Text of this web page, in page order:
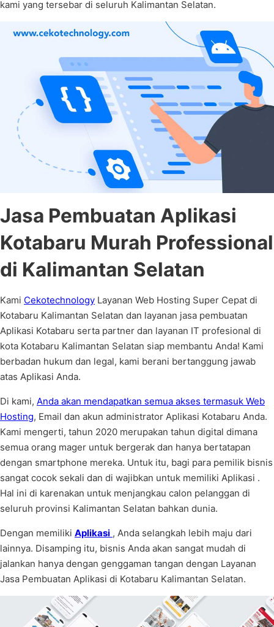
kami yang tersebar di seluruh Kalimantan Selatan.
Jasa Pembuatan Aplikasi
Kotabaru Murah Professional
di Kalimantan Selatan
Kami Cekotechnology Layanan Web Hosting Super Cepat di
Kotabaru Kalimantan Selatan dan layanan jasa pembuatan
Aplikasi Kotabaru serta partner dan layanan IT profesional di
kota Kotabaru Kalimantan Selatan siap membantu Anda! Kami
berbadan hukum dan legal, kami berani bertanggung jawab
atas Aplikasi Anda.
Di kami, Anda akan mendapatkan semua akses termasuk Web
Hosting, Email dan akun administrator Aplikasi Kotabaru Anda.
Kami mengerti, tahun 2020 merupakan tahun digital dimana
semua orang mager untuk bergerak dan hanya bertatapan
dengan smartphone mereka. Untuk itu, bagi para pemilik bisnis
sangat cocok sekali dan di wajibkan untuk memiliki Aplikasi .
Hal ini di karenakan untuk menjangkau calon pelanggan di
seluruh provinsi Kalimantan Selatan bahkan dunia.
Dengan memiliki Aplikasi , Anda selangkah lebih maju dari
lainnya. Disamping itu, bisnis Anda akan sangat mudah di
jalankan hanya dengan genggaman tangan dengan Layanan
Jasa Pembuatan Aplikasi di Kotabaru Kalimantan Selatan.